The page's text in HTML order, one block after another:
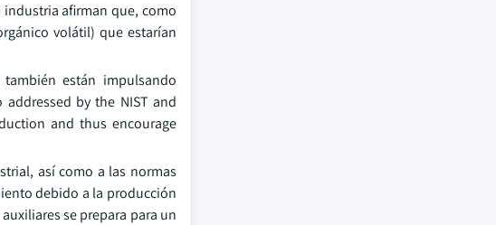
afirman que, como
volátil) que estarían
están impulsando
by the NIST and
and thus encourage
así como a las normas
debido a la producción
se prepara para un